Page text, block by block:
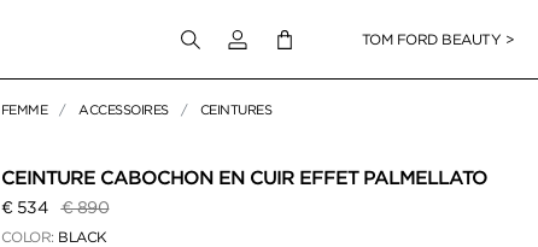
Connectez-vous à votre compte
TOM FORD BEAUTY >
FEMME ACCESSOIRES CEINTURES
CEINTURE CABOCHON EN CUIR EFFET PALMELLATO
€ 534 Prix réduit de
€ 890à
COLOR: BLACK